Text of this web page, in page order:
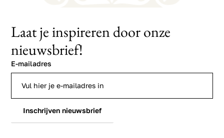
Laat je inspireren door onze
nieuwsbrief!
E-mailadres
Inschrijven nieuwsbrief